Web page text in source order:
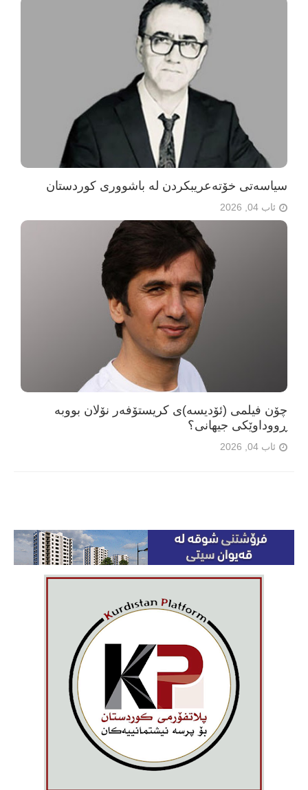
سیاسەتی خۆتەعریبکردن لە باشووری کوردستان
ئاب 04, 2026
چۆن فیلمی (ئۆدیسە)ی کریستۆفەر نۆلان بووبە
ڕووداوێکی جیهانی؟
ئاب 04, 2026